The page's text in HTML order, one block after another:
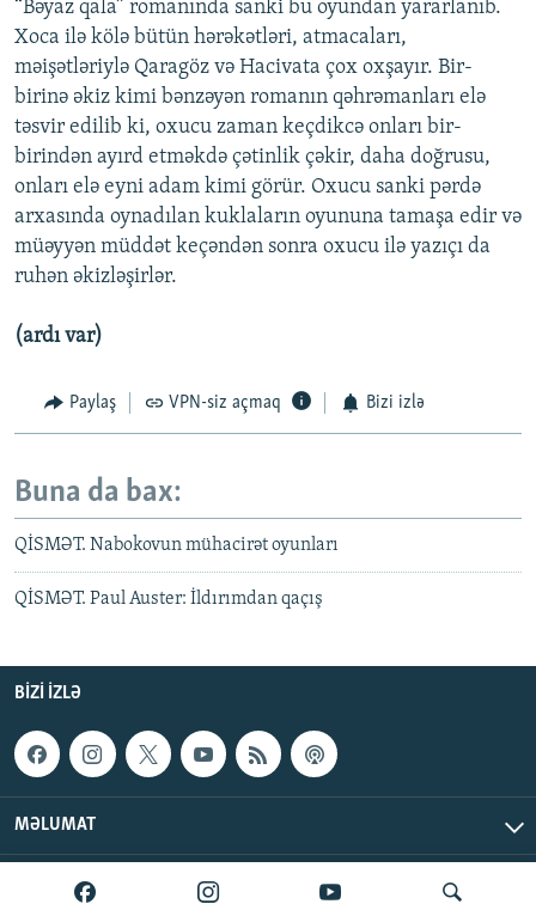
“Bəyaz qala” romanında sanki bu oyundan yararlanıb.
Xoca ilə kölə bütün hərəkətləri, atmacaları,
məişətləriylə Qaragöz və Hacivata çox oxşayır. Bir-
birinə əkiz kimi bənzəyən romanın qəhrəmanları elə
təsvir edilib ki, oxucu zaman keçdikcə onları bir-
birindən ayırd etməkdə çətinlik çəkir, daha doğrusu,
onları elə eyni adam kimi görür. Oxucu sanki pərdə
arxasında oynadılan kuklaların oyununa tamaşa edir və
müəyyən müddət keçəndən sonra oxucu ilə yazıçı da
ruhən əkizləşirlər.
(ardı var)
Paylaş VPN-siz açmaq Bizi izlə
Buna da bax:
QİSMƏT. Nabokovun mühacirət oyunları
QİSMƏT. Paul Auster: İldırımdan qaçış
BIZI IZLƏ
MƏLUMAT
AzadlıqRadiosu © 2026 Inc. | Bütün hüquqlar qorunur